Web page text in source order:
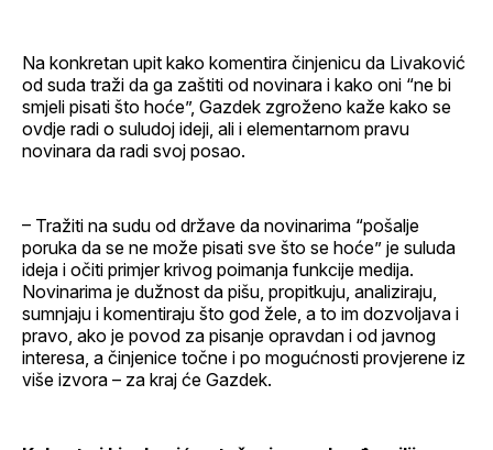
Na konkretan upit kako komentira činjenicu da Livaković
od suda traži da ga zaštiti od novinara i kako oni “ne bi
smjeli pisati što hoće”, Gazdek zgroženo kaže kako se
ovdje radi o suludoj ideji, ali i elementarnom pravu
novinara da radi svoj posao.
– Tražiti na sudu od države da novinarima “pošalje
poruka da se ne može pisati sve što se hoće” je suluda
ideja i očiti primjer krivog poimanja funkcije medija.
Novinarima je dužnost da pišu, propitkuju, analiziraju,
sumnjaju i komentiraju što god žele, a to im dozvoljava i
pravo, ako je povod za pisanje opravdan i od javnog
interesa, a činjenice točne i po mogućnosti provjerene iz
više izvora – za kraj će Gazdek.